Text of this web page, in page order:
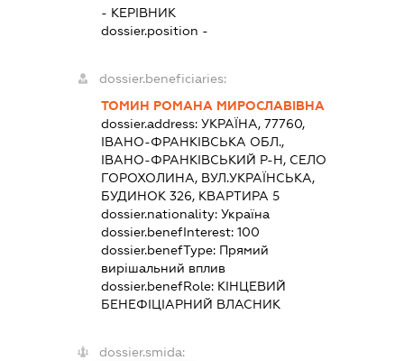
- КЕРІВНИК
dossier.position -
dossier.beneficiaries:
ТОМИН РОМАНА МИРОСЛАВІВНА
dossier.address: УКРАЇНА, 77760,
ІВАНО-ФРАНКІВСЬКА ОБЛ.,
ІВАНО-ФРАНКІВСЬКИЙ Р-Н, СЕЛО
ГОРОХОЛИНА, ВУЛ.УКРАЇНСЬКА,
БУДИНОК 326, КВАРТИРА 5
dossier.nationality: Україна
dossier.benefInterest: 100
dossier.benefType: Прямий
вирішальний вплив
dossier.benefRole: КІНЦЕВИЙ
БЕНЕФІЦІАРНИЙ ВЛАСНИК
dossier.smida: